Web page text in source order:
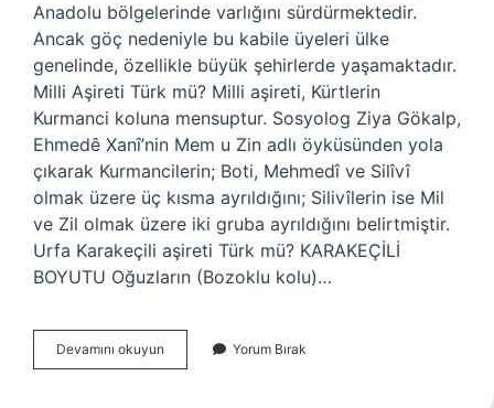
Anadolu bölgelerinde varlığını sürdürmektedir.
Ancak göç nedeniyle bu kabile üyeleri ülke
genelinde, özellikle büyük şehirlerde yaşamaktadır.
Milli Aşireti Türk mü? Milli aşireti, Kürtlerin
Kurmanci koluna mensuptur. Sosyolog Ziya Gökalp,
Ehmedê Xanî’nin Mem u Zin adlı öyküsünden yola
çıkarak Kurmancilerin; Boti, Mehmedî ve Silîvî
olmak üzere üç kısma ayrıldığını; Silivîlerin ise Mil
ve Zil olmak üzere iki gruba ayrıldığını belirtmiştir.
Urfa Karakeçili aşireti Türk mü? KARAKEÇİLİ
BOYUTU Oğuzların (Bozoklu kolu)…
Devamını okuyun
Hangi
Yorum Bırak